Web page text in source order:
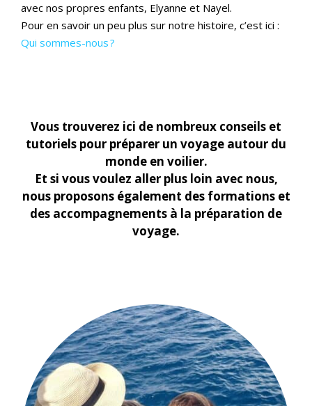
avec nos propres enfants, Elyanne et Nayel.
Pour en savoir un peu plus sur notre histoire, c’est ici :
Qui sommes-nous ?
Vous trouverez ici de nombreux conseils et
tutoriels pour préparer un voyage autour du
monde en voilier.
Et si vous voulez aller plus loin avec nous,
nous proposons également des formations et
des accompagnements à la préparation de
voyage.